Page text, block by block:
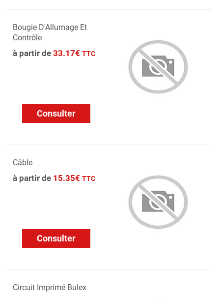
Bougie D'Allumage Et
Contrôle
à partir de 33.17€ TTC
Consulter
Câble
à partir de 15.35€ TTC
Consulter
Circuit Imprimé Bulex